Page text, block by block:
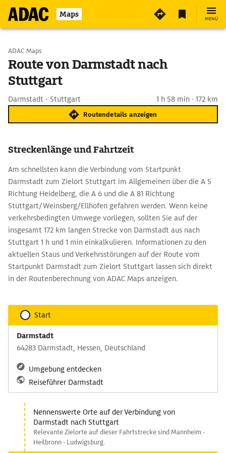
Maps MENÜ
Start wählen
Ziel eingeben
ADAC Maps
Route von Darmstadt nach
Stuttgart
Darmstadt - Stuttgart 1 h 58 min · 172 km
Routendetails anzeigen
Streckenlänge und Fahrtzeit
Am schnellsten kann die Verbindung vom Startpunkt
Darmstadt zum Zielort Stuttgart im Allgemeinen über die A 5
Richtung Heidelberg, die A 6 und die A 81 Richtung
Stuttgart/Weinsberg/Ellhofen gefahren werden. Wenn keine
verkehrsbedingten Umwege vorliegen, sollten Sie auf der
insgesamt 172 km langen Strecke von Darmstadt aus nach
Stuttgart 1 h und 1 min einkalkulieren. Informationen zu den
aktuellen Staus und Verkehrsstörungen auf der Route vom
Startpunkt Darmstadt zum Zielort Stuttgart lassen sich direkt
in der Routenberechnung von ADAC Maps anzeigen.
Start
Darmstadt
64283 Darmstadt, Hessen, Deutschland
Umgebung entdecken
Reiseführer Darmstadt
Nennenswerte Orte auf der Verbindung von
Darmstadt nach Stuttgart
Relevante Zielorte auf dieser Fahrtstrecke sind Mannheim -
Heilbronn - Ludwigsburg.